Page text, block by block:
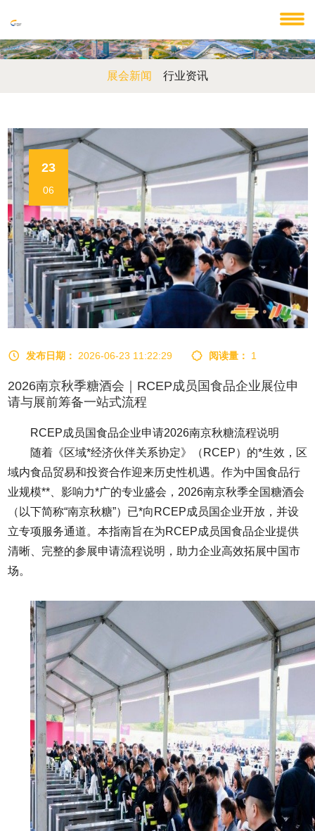
展会新闻 行业资讯
23
06
发布日期： 2026-06-23 11:22:29 阅读量： 1
2026南京秋季糖酒会｜RCEP成员国食品企业展位申
请与展前筹备一站式流程
RCEP成员国食品企业申请2026南京秋糖流程说明
随着《区域*经济伙伴关系协定》（RCEP）的*生效，区
域内食品贸易和投资合作迎来历史性机遇。作为中国食品行
业规模**、影响力*广的专业盛会，2026南京秋季全国糖酒会
（以下简称“南京秋糖”）已*向RCEP成员国企业开放，并设
立专项服务通道。本指南旨在为RCEP成员国食品企业提供
清晰、完整的参展申请流程说明，助力企业高效拓展中国市
场。